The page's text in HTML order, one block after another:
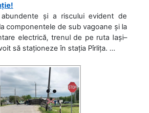
și a riscului evident de
componentele de sub vagoane și la
electrică, trenul de pe ruta Iași–
să staționeze în stația Pîrlița. ...